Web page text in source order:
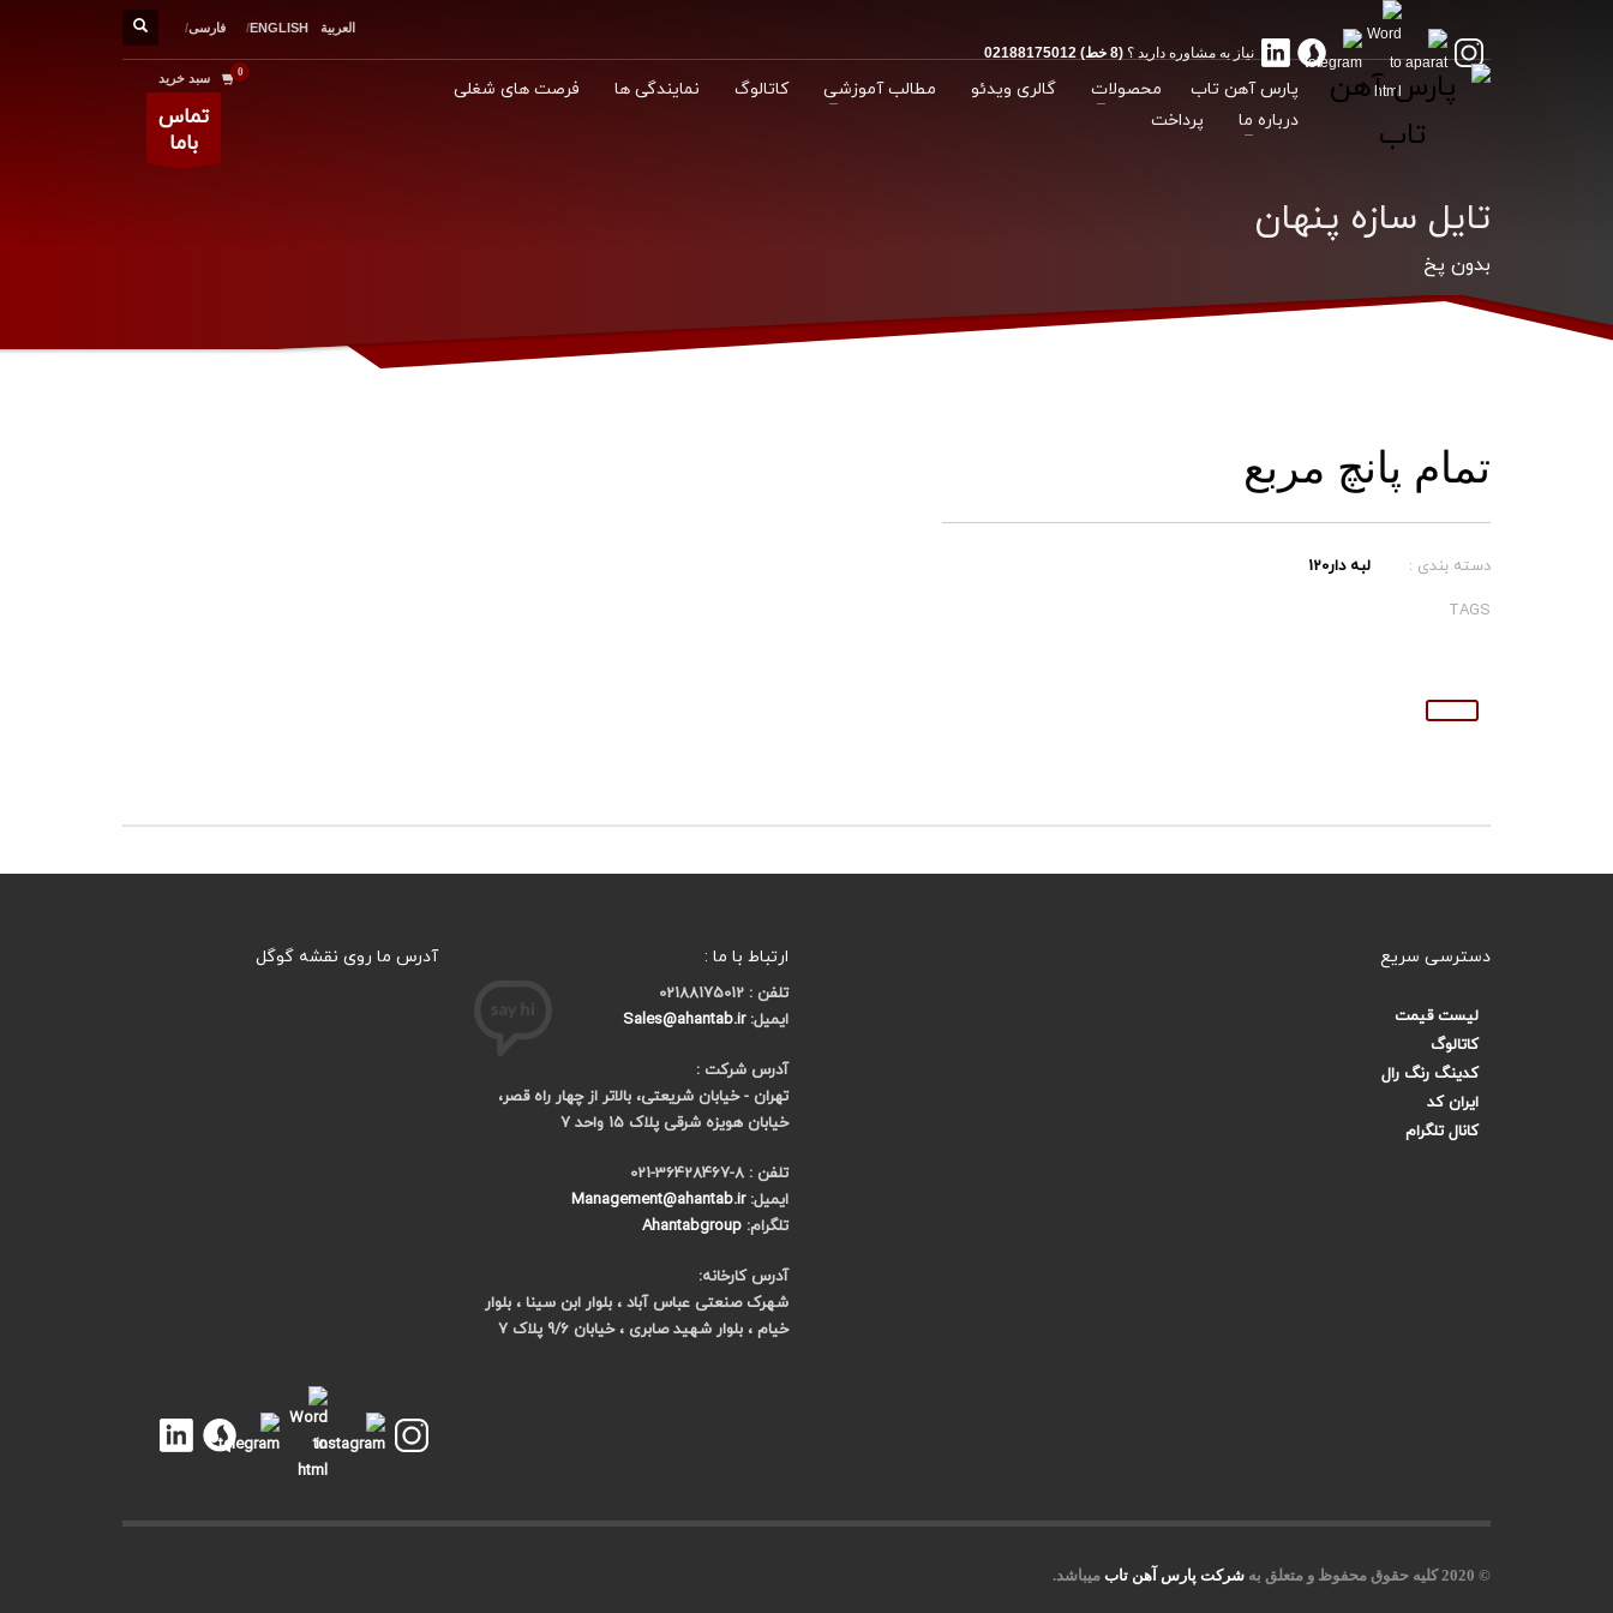
نیاز به مشاوره دارید ؟ (8 خط) 02188175012
فارسی ENGLISH العربية
پارس آهن تاب محصولات گالری ویدئو مطالب آموزشی کاتالوگ نمایندگی ها
فرصت های شغلی
درباره ما
پرداخت
سبد خرید
تماس
باما
تایل سازه پنهان
بدون پخ
تمام پانچ مربع
دسته بندی : لبه دار120
TAGS
دسترسی سریع
لیست قیمت
کاتالوگ
کدینگ رنگ رال
ایران کد
کانال تلگرام
ارتباط با ما :
تلفن : 02188175012
ایمیل:Sales@ahantab.ir
آدرس شرکت :
تهران - خیابان شریعتی، بالاتر از چهار راه قصر،
خیابان هویزه شرقی پلاک 15 واحد 7
تلفن : 8-36428467-021
ایمیل:Management@ahantab.ir
تلگرام: Ahantabgroup
آدرس کارخانه:
شهرک صنعتی عباس آباد ، بلوار ابن سینا ، بلوار
خیام ، بلوار شهید صابری ، خیابان 9/6 پلاک 7
آدرس ما روی نقشه گوگل
© 2020 کلیه حقوق محفوظ و متعلق به شرکت پارس آهن تاب میباشد.